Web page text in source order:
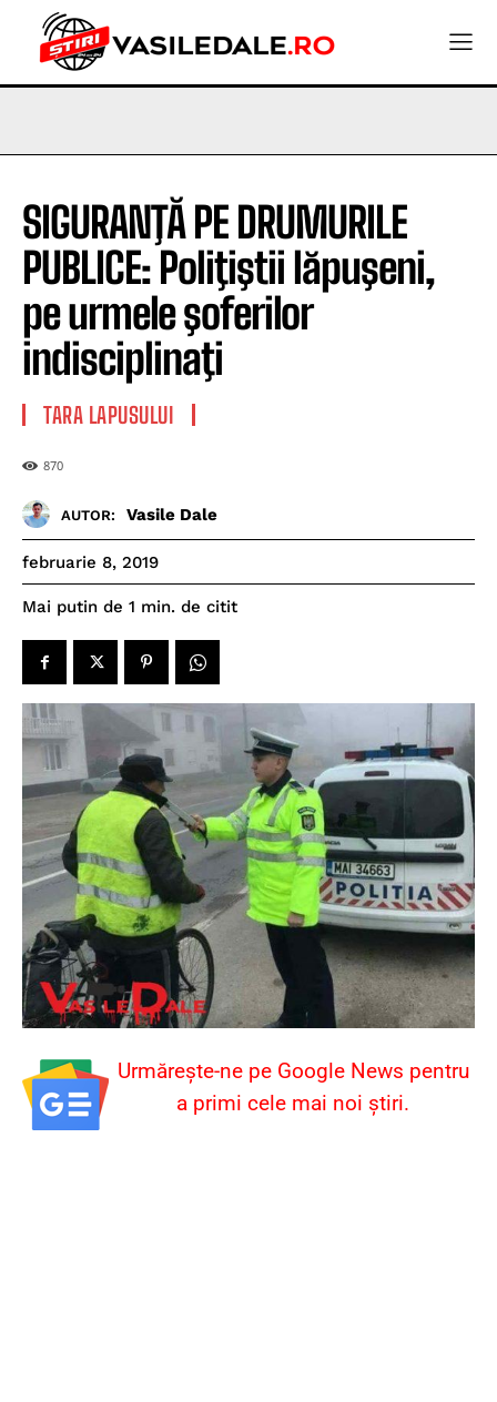
SIGURANŢĂ PE DRUMURILE
PUBLICE: Poliţiştii lăpuşeni,
pe urmele şoferilor
indisciplinaţi
TARA LAPUSULUI
870
AUTOR: Vasile Dale
februarie 8, 2019
Mai putin de 1 min. de citit
Urmărește-ne pe Google News pentru
a primi cele mai noi știri.